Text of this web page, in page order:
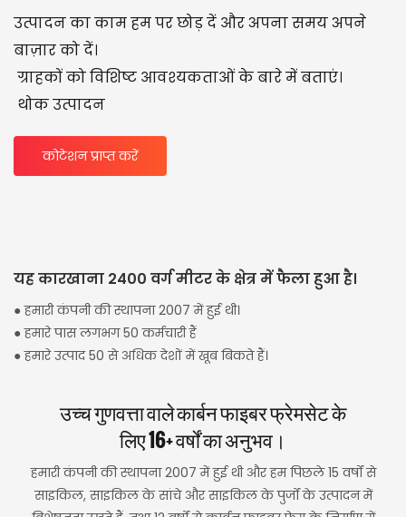
उत्पादन का काम हम पर छोड़ दें और अपना समय अपने
बाज़ार को दें।
ग्राहकों को विशिष्ट आवश्यकताओं के बारे में बताएं।
थोक उत्पादन
कोटेशन प्राप्त करें
यह कारखाना 2400 वर्ग मीटर के क्षेत्र में फैला हुआ है।
● हमारी कंपनी की स्थापना 2007 में हुई थी।
● हमारे पास लगभग 50 कर्मचारी हैं
● हमारे उत्पाद 50 से अधिक देशों में खूब बिकते हैं।
उच्च गुणवत्ता वाले कार्बन फाइबर फ्रेमसेट के
लिए 16+ वर्षों का अनुभव।
हमारी कंपनी की स्थापना 2007 में हुई थी और हम पिछले 15 वर्षों से
साइकिल, साइकिल के सांचे और साइकिल के पुर्जों के उत्पादन में